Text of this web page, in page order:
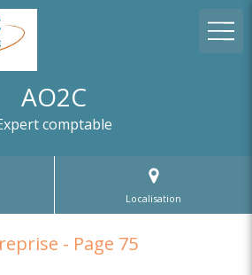
AO2C
comptable
Localisation
- Page 75